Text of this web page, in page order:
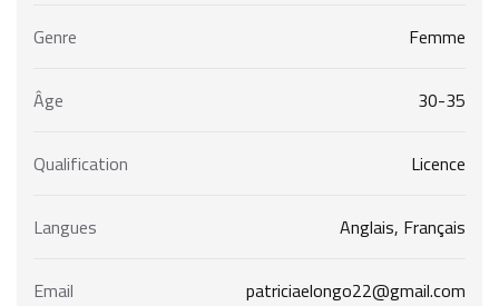
Genre Femme
Âge 30-35
Qualification Licence
Langues Anglais, Français
Email patriciaelongo22@gmail.com